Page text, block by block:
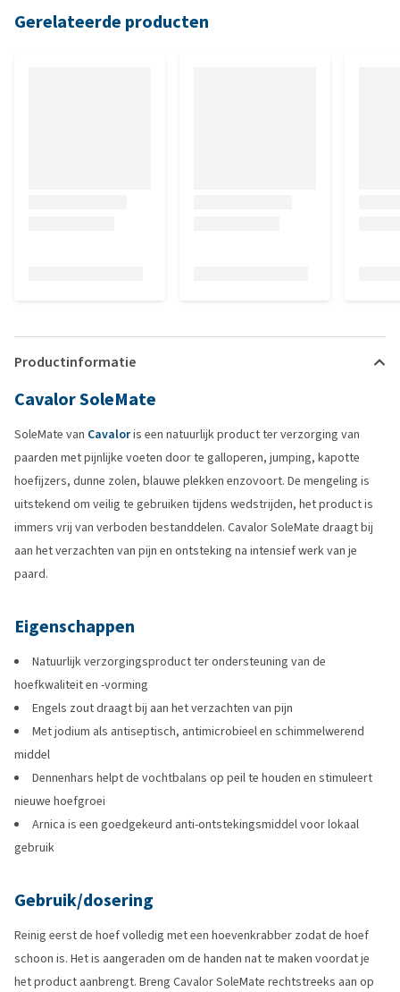
Gerelateerde producten
Productinformatie
Cavalor SoleMate
SoleMate van Cavaloris een natuurlijk product ter verzorging van
paarden met pijnlijke voeten door te galloperen, jumping, kapotte
hoefijzers, dunne zolen, blauwe plekken enzovoort. De mengeling is
uitstekend om veilig te gebruiken tijdens wedstrijden, het product is
immers vrij van verboden bestanddelen. Cavalor SoleMate draagt bij
aan het verzachten van pijn en ontsteking na intensief werk van je
paard.
Eigenschappen
Natuurlijk verzorgingsproduct ter ondersteuning van de
hoefkwaliteit en -vorming
Engels zout draagt bij aan het verzachten van pijn
Met jodium als antiseptisch, antimicrobieel en schimmelwerend
middel
Dennenhars helpt de vochtbalans op peil te houden en stimuleert
nieuwe hoefgroei
Arnica is een goedgekeurd anti-ontstekingsmiddel voor lokaal
gebruik
Gebruik/dosering
Reinig eerst de hoef volledig met een hoevenkrabber zodat de hoef
schoon is. Het is aangeraden om de handen nat te maken voordat je
het product aanbrengt. Breng Cavalor SoleMate rechtstreeks aan op